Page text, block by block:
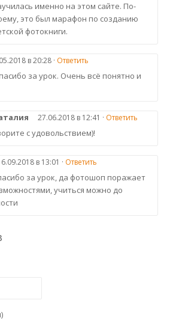
именно на этом сайте. По-
это был марафон по созданию
фотокниги.
в 20:28 · Ответить
за урок. Очень всё понятно и
27.06.2018 в 12:41 · Ответить
с удовольствием)!
в 13:01 · Ответить
за урок, да фотошоп поражает
учиться можно до